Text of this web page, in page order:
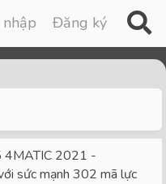
Đăng ký
4MATIC 2021 -
sức mạnh 302 mã lực